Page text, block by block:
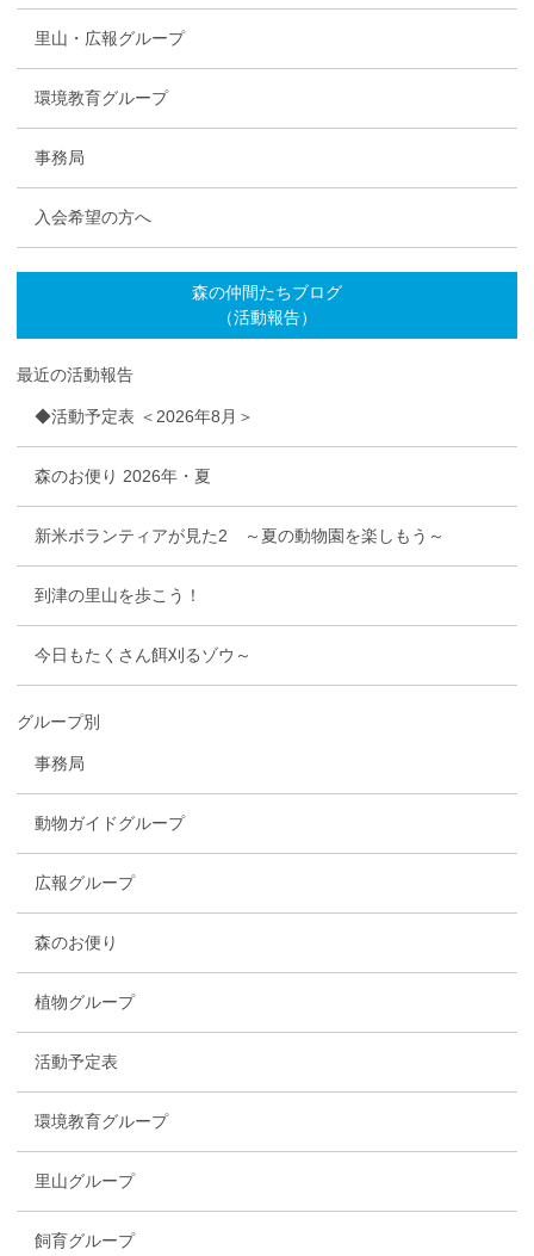
里山・広報グループ
環境教育グループ
事務局
入会希望の方へ
森の仲間たちブログ
（活動報告）
最近の活動報告
◆活動予定表 ＜2026年8月＞
森のお便り 2026年・夏
新米ボランティアが見た2 ～夏の動物園を楽しもう～
到津の里山を歩こう！
今日もたくさん餌刈るゾウ～
グループ別
事務局
動物ガイドグループ
広報グループ
森のお便り
植物グループ
活動予定表
環境教育グループ
里山グループ
飼育グループ